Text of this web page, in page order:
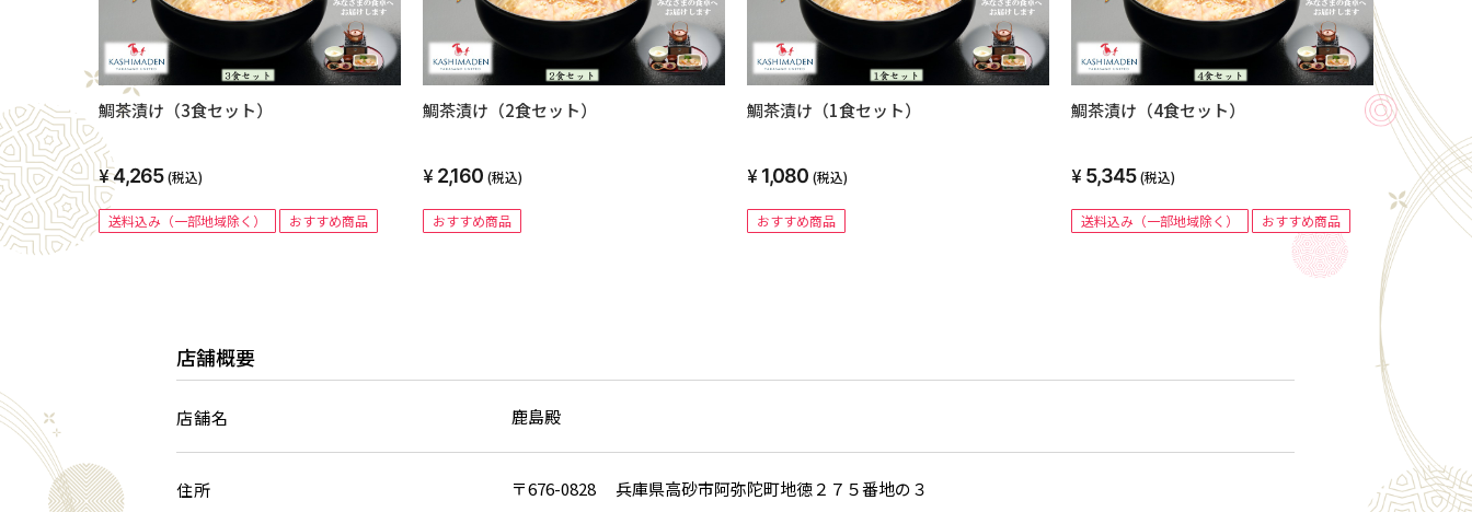
鯛茶漬け（3食セット）
4,265 (税込)
送料込み（一部地域除く） おすすめ商品
鯛茶漬け（2食セット）
2,160 (税込)
おすすめ商品
鯛茶漬け（1食セット）
1,080 (税込)
おすすめ商品
鯛茶漬け（4食セット）
5,345 (税込)
送料込み（一部地域除く） おすすめ商品
店舗概要
店舗名 鹿島殿
住所 〒676-0828 兵庫県高砂市阿弥陀町地徳２７５番地の３